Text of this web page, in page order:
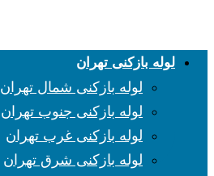
لوله بازکنی تهران
لوله بازکنی شمال تهران
لوله بازکنی جنوب تهران
لوله بازکنی غرب تهران
لوله بازکنی شرق تهران